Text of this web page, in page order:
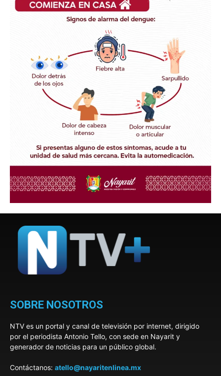
SOBRE NOSOTROS
NTV es un portal y canal de televisión por internet, dirigido
por el periodista Antonio Tello, con sede en Nayarit y
generador de noticias para un público global.
Contáctanos: atello@nayaritenlinea.mx